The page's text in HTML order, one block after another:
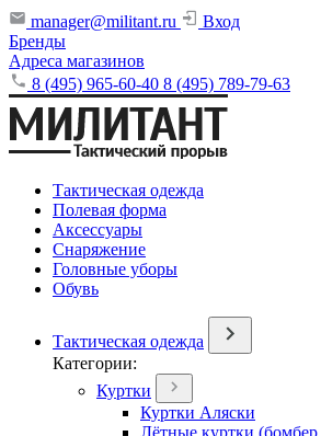
manager@militant.ru
Вход
Бренды
Адреса магазинов
8 (495) 965-60-40 8 (495) 789-79-63
Тактическая одежда
Полевая форма
Аксессуары
Снаряжение
Головные уборы
Обувь
Тактическая одежда
Категории:
Куртки
Куртки Аляски
Лётные куртки